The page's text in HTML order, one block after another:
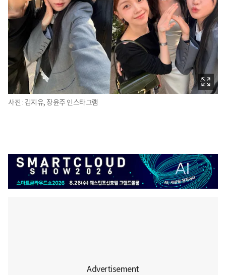
사진 : 김지유, 장윤주 인스타그램